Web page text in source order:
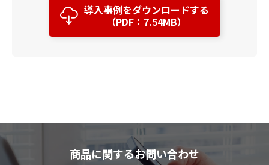
導入事例をダウンロードする
（PDF：7.54MB）
商品に関するお問い合わせ